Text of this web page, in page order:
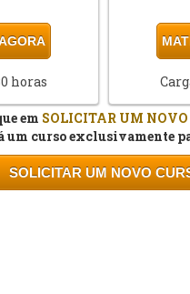
horas
em SOLICITAR UM NOVO
um curso exclusivamente
SOLICITAR UM NOVO